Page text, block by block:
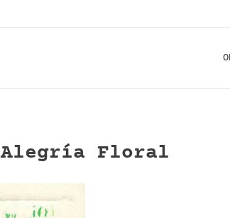
Alegría Floral